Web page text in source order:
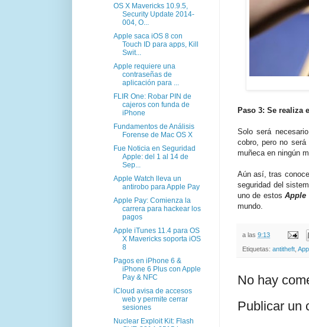
Paso 3: Se realiza
Solo será
cobro, pero no
muñeca en ningún
Aún así, tras
seguridad del
uno de estosApple
mundo.
a las 9:13
Etiquetas: antitheft
No hay
Publicar un
OS X Mavericks 10.9.5,
Security Update 2014-
004, O...
Apple saca iOS 8 con
Touch ID para apps, Kill
Swit...
Apple requiere una
contraseñas de
aplicación para ...
FLIR One: Robar PIN de
cajeros con funda de
iPhone
Fundamentos de Análisis
Forense de Mac OS X
Fue Noticia en Seguridad
Apple: del 1 al 14 de
Sep...
Apple Watch lleva un
antirobo para Apple Pay
Apple Pay: Comienza la
carrera para hackear los
pagos
Apple iTunes 11.4 para OS
X Mavericks soporta iOS
8
Pagos en iPhone 6 &
iPhone 6 Plus con Apple
Pay & NFC
iCloud avisa de accesos
web y permite cerrar
sesiones
Nuclear Exploit Kit: Flash